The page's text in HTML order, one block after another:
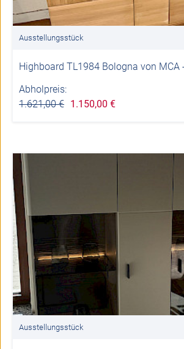
Ausstellungsstück
Highboard TL1984 Bologna von MCA
Abholpreis:
1.621,00 € 1.150,00 €
Ausstellungsstück